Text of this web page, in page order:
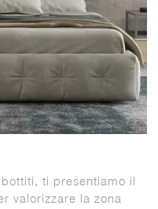
ti presentiamo il
valorizzare la zona